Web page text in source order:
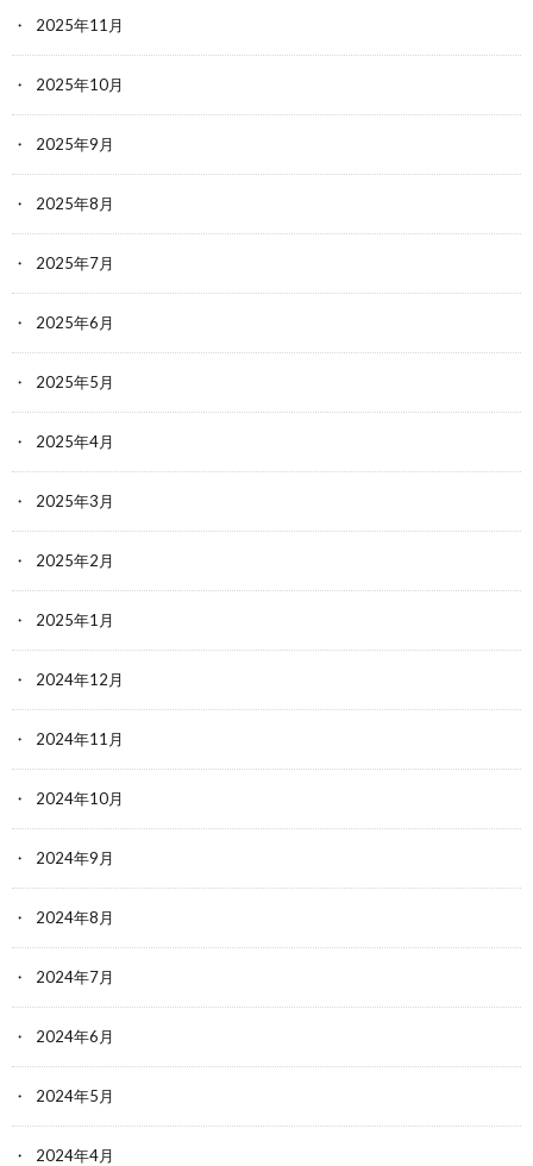
2025年11月
2025年10月
2025年9月
2025年8月
2025年7月
2025年6月
2025年5月
2025年4月
2025年3月
2025年2月
2025年1月
2024年12月
2024年11月
2024年10月
2024年9月
2024年8月
2024年7月
2024年6月
2024年5月
2024年4月